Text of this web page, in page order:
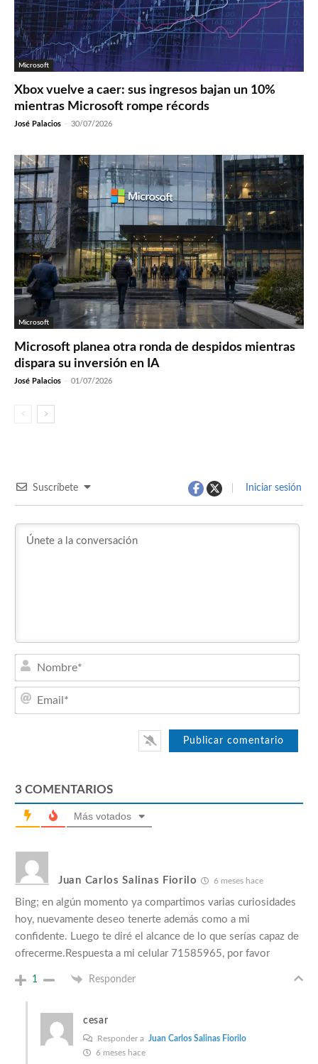
Microsoft
Xbox vuelve a caer: sus ingresos bajan un 10%
mientras Microsoft rompe récords
José Palacios - 30/07/2026
Microsoft
Microsoft planea otra ronda de despidos mientras
dispara su inversión en IA
José Palacios - 01/07/2026
Suscríbete Iniciar sesión
3 COMENTARIOS
Más votados
Juan Carlos Salinas Fiorilo 6 meses hace
Bing; en algún momento ya compartimos varias curiosidades
hoy, nuevamente deseo tenerte además como a mi
confidente. Luego te diré el alcance de lo que serías capaz de
ofrecerme.Respuesta a mi celular 71585965, por favor
1 Responder
cesar
Responder a Juan Carlos Salinas Fiorilo
6 meses hace